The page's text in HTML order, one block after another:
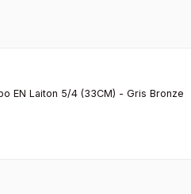
EN Laiton 5/4 (33CM) - Gris Bronze